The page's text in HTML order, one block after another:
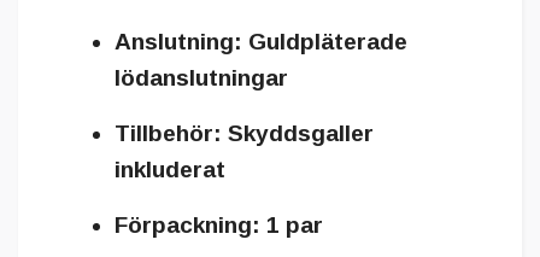
Anslutning: Guldpläterade
lödanslutningar
Tillbehör: Skyddsgaller
inkluderat
Förpackning: 1 par